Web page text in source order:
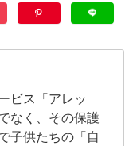
ビス「アレッ
なく、その保護
子供たちの「自